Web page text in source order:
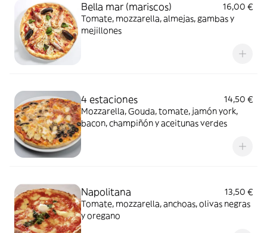
Bella mar (mariscos)
16,00 €
Tomate, mozzarella, almejas, gambas y
mejillones
4 estaciones
14,50 €
Mozzarella, Gouda, tomate, jamón york,
bacon, champiñón y aceitunas verdes
Napolitana
13,50 €
Tomate, mozzarella, anchoas, olivas negras
y oregano